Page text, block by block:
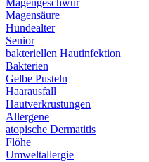
Magengeschwür
Magensäure
Hundealter
Senior
bakteriellen Hautinfektion
Bakterien
Gelbe Pusteln
Haarausfall
Hautverkrustungen
Allergene
atopische Dermatitis
Flöhe
Umweltallergie